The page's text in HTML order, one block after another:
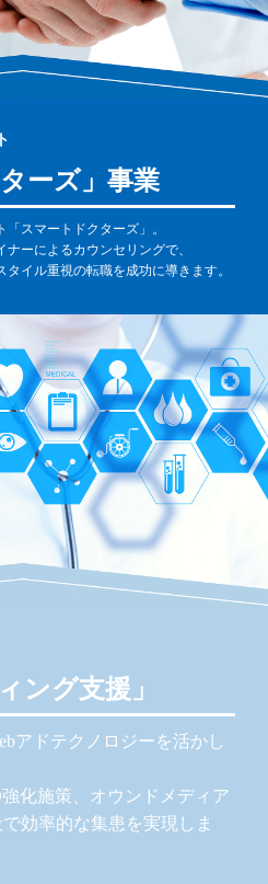
ーズ」事業
スマートドクターズ」。
ーによるカウンセリングで、
イル重視の転職を成功に導きます。
ング支援」
アドテクノロジーを活かし
化施策、オウンドメディア
効率的な集患を実現しま